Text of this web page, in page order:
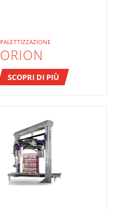
PALETTIZZAZIONE
ORION
SCOPRI DI PIÙ